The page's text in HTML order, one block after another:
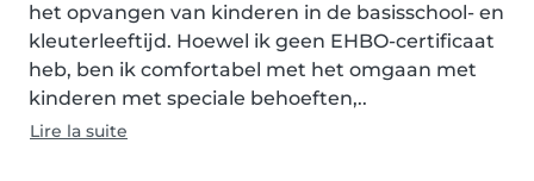
het opvangen van kinderen in de basisschool- en
kleuterleeftijd. Hoewel ik geen EHBO-certificaat
heb, ben ik comfortabel met het omgaan met
kinderen met speciale behoeften,..
Lire la suite